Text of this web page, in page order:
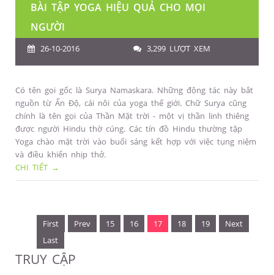
BÀI TẬP YOGA HIỆU QUẢ CHO MỌI
NGƯỜI
26-10-2016 3,299 LƯỢT XEM
Có tên gọi gốc là Surya Namaskara. Những động tác này bắt
nguồn từ Ấn Độ, cái nôi của yoga thế giới. Chữ Surya cũng
chính là tên gọi của Thần Mặt trời - một vị thần linh thiêng
được người Hindu thờ cúng. Các tín đồ Hindu thường tập
Yoga chào mặt trời vào buổi sáng kết hợp với việc tụng niệm
và điều khiển nhịp thở.
CHI TIẾT →
First Prev 15 16 17 18 19
Next
Last
TRUY CẬP